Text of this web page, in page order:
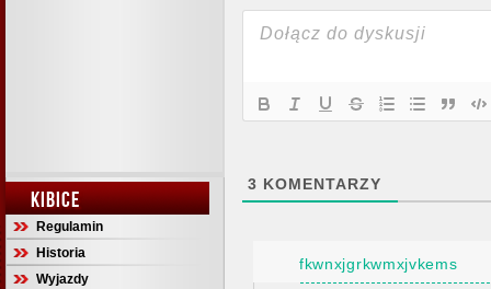
KIBICE
Regulamin
Historia
Wyjazdy
3 KOMENTARZY
fkwnxjgrkwmxjvkems